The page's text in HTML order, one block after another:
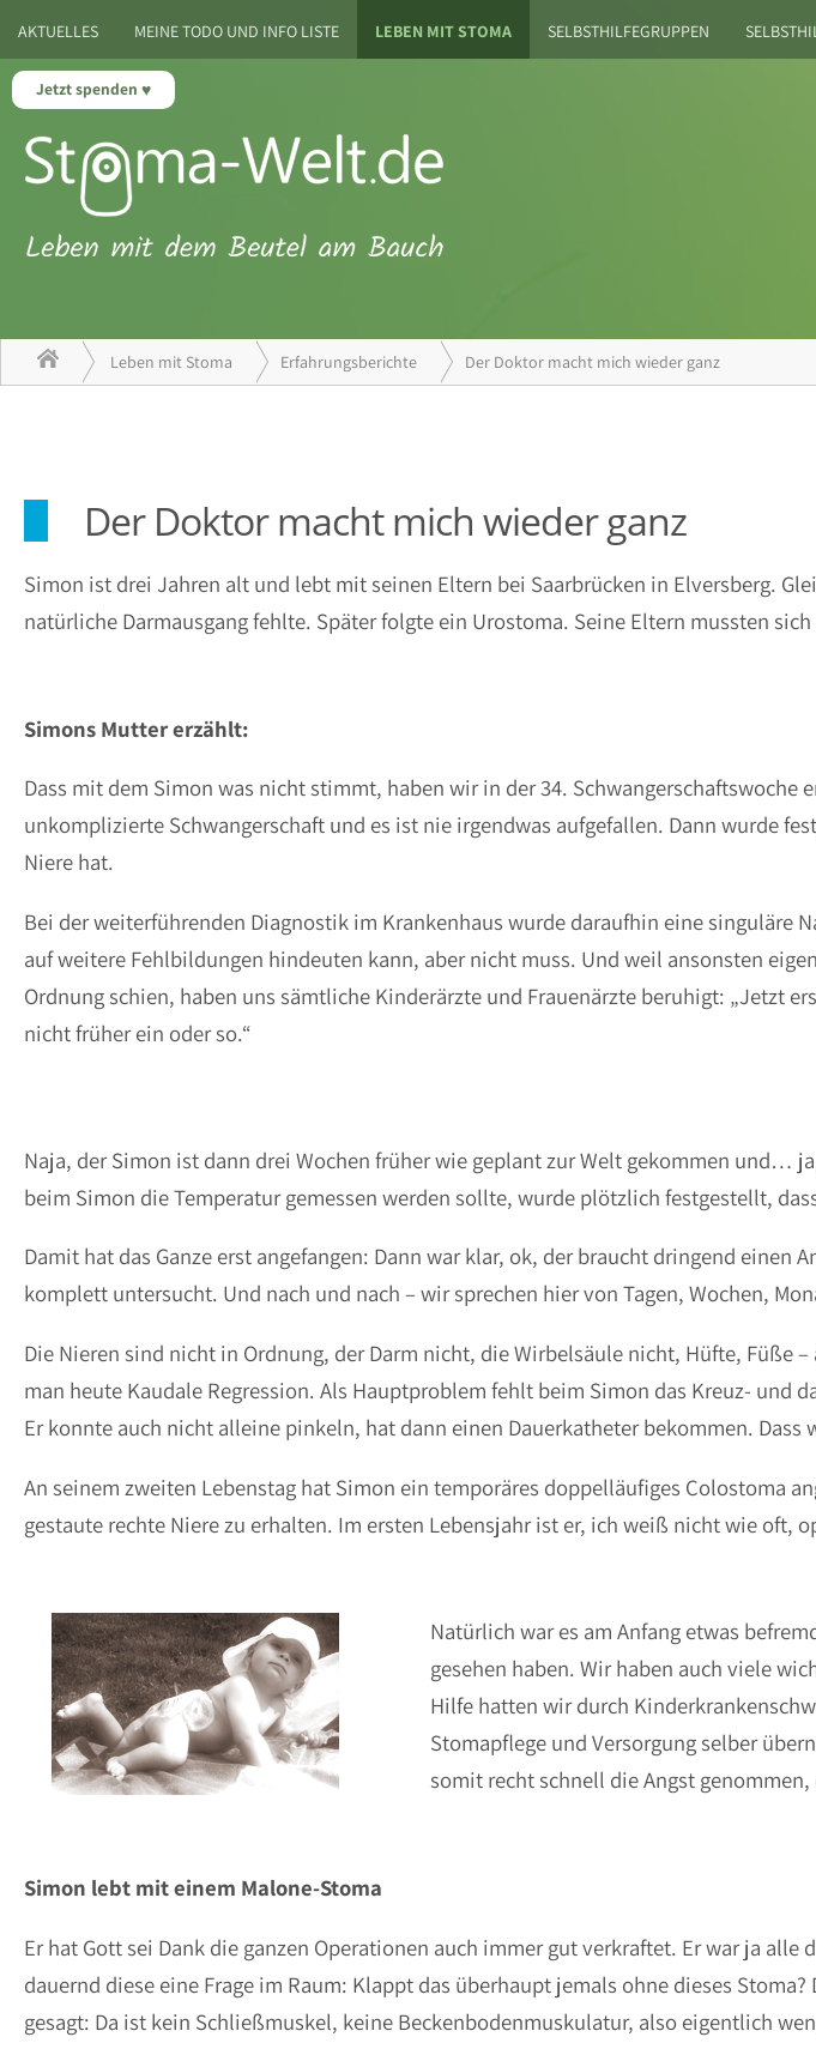
Jetzt spenden
AKTUELLES MEINE TODO UND INFO LISTE LEBEN MIT STOMA SELBSTHILFEGRUPPEN
Leben mit Stoma Erfahrungsberichte Der Doktor macht mich wieder ganz
Der Doktor macht mich wieder ganz
Simon ist drei Jahren alt und lebt mit seinen Eltern bei Saarbrücken in Elversberg.
natürliche Darmausgang fehlte. Später folgte ein Urostoma. Seine Eltern mussten
Simons Mutter erzählt:
Dass mit dem Simon was nicht stimmt, haben wir in der 34. Schwangerschaftswoche
unkomplizierte Schwangerschaft und es ist nie irgendwas aufgefallen. Dann wurde
Niere hat.
Bei der weiterführenden Diagnostik im Krankenhaus wurde daraufhin eine singuläre
auf weitere Fehlbildungen hindeuten kann, aber nicht muss. Und weil ansonsten
Ordnung schien, haben uns sämtliche Kinderärzte und Frauenärzte beruhigt: „Jetzt
nicht früher ein oder so.“
Naja, der Simon ist dann drei Wochen früher wie geplant zur Welt gekommen und…
beim Simon die Temperatur gemessen werden sollte, wurde plötzlich festgestellt,
Damit hat das Ganze erst angefangen: Dann war klar, ok, der braucht dringend einen
komplett untersucht. Und nach und nach – wir sprechen hier von Tagen, Wochen,
Die Nieren sind nicht in Ordnung, der Darm nicht, die Wirbelsäule nicht, Hüfte, Füße
man heute Kaudale Regression. Als Hauptproblem fehlt beim Simon das Kreuz-
Er konnte auch nicht alleine pinkeln, hat dann einen Dauerkatheter bekommen.
An seinem zweiten Lebenstag hat Simon ein temporäres doppelläufiges Colostoma
gestaute rechte Niere zu erhalten. Im ersten Lebensjahr ist er, ich weiß nicht wie oft,
Natürlich war es am Anfang etwas
gesehen haben. Wir haben auch viele
Hilfe hatten wir durch
Stomapflege und Versorgung selber
somit recht schnell die Angst
Simon lebt mit einem Malone-Stoma
Er hat Gott sei Dank die ganzen Operationen auch immer gut verkraftet. Er war ja
dauernd diese eine Frage im Raum: Klappt das überhaupt jemals ohne dieses
gesagt: Da ist kein Schließmuskel, keine Beckenbodenmuskulatur, also eigentlich